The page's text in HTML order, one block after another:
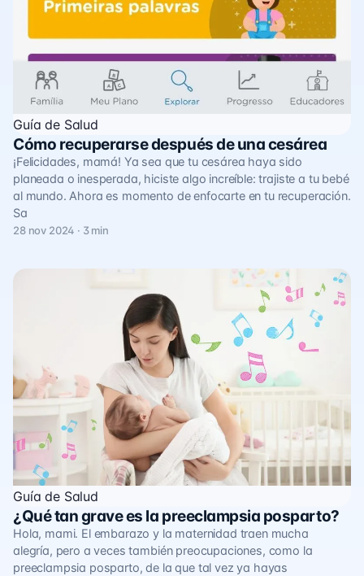
Guía de Salud
Cómo recuperarse después de una cesárea
¡Felicidades, mamá! Ya sea que tu cesárea haya sido
planeada o inesperada, hiciste algo increíble: trajiste a tu bebé
al mundo. Ahora es momento de enfocarte en tu recuperación.
Sa
28 nov 2024 · 3 min
Guía de Salud
¿Qué tan grave es la preeclampsia posparto?
Hola, mami. El embarazo y la maternidad traen mucha
alegría, pero a veces también preocupaciones, como la
preeclampsia posparto, de la que tal vez ya hayas